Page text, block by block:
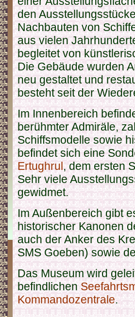
den
Nachbauten von
aus vielen
begleitet von
Die Gebäude wurden
neu gestaltet und
besteht seit der
Im Innenbereich
berühmter Admiräle,
Schiffsmodelle sowie
befindet sich eine
Ertughrul, dem ersten
Sehr viele
gewidmet.
Im Außenbereich gibt
historischer Kanonen
auch der Anker des
SMS Goeben) sowie
Das Museum wird
befindlichen
Kommandozentrale.